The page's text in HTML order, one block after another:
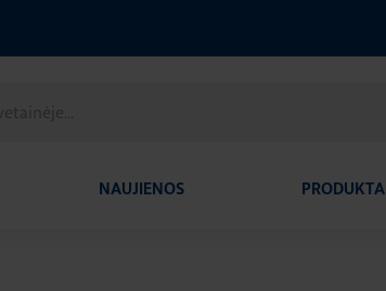
NAUJIENOS PRODUKTAI